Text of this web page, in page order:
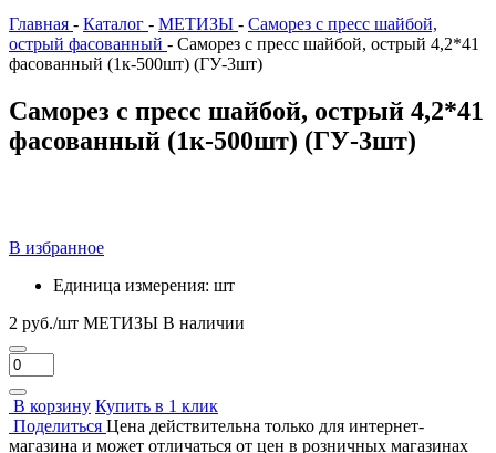
Главная - Каталог - МЕТИЗЫ - Саморез с пресс шайбой,
острый фасованный - Саморез с пресс шайбой, острый 4,2*41
фасованный (1к-500шт) (ГУ-3шт)
Саморез с пресс шайбой, острый 4,2*41
фасованный (1к-500шт) (ГУ-3шт)
В избранное
Единица измерения: шт
2 руб./шт МЕТИЗЫ В наличии
В корзину Купить в 1 клик
Поделиться Цена действительна только для интернет-
магазина и может отличаться от цен в розничных магазинах